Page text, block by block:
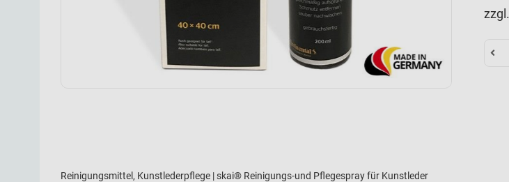
Reinigungsmittel, Kunstlederpflege | skai® Reinigungs-und Pflegespray für Kunstleder
zzgl.